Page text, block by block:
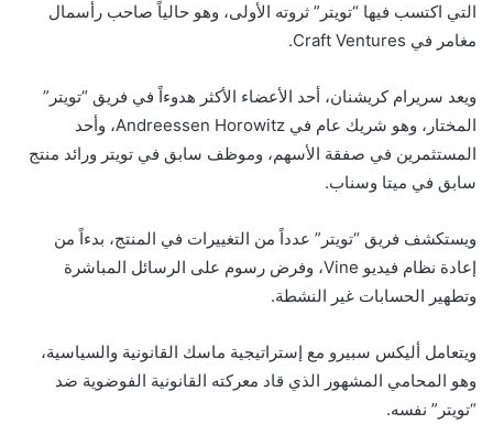
التي اكتسب فيها “تويتر” ثروته الأولى، وهو حالياً صاحب رأسمال
مغامر في Craft Ventures.
ويعد سريرام كريشنان، أحد الأعضاء الأكثر هدوءاً في فريق “تويتر”
المختار، وهو شريك عام في Andreessen Horowitz، وأحد
المستثمرين في صفقة الأسهم، وموظف سابق في تويتر ورائد منتج
سابق في ميتا وسناب.
ويستكشف فريق “تويتر” عدداً من التغييرات في المنتج، بدءاً من
إعادة نظام فيديو Vine، وفرض رسوم على الرسائل المباشرة
وتطهير الحسابات غير النشطة.
ويتعامل أليكس سبيرو مع إستراتيجية ماسك القانونية والسياسية،
وهو المحامي المشهور الذي قاد معركته القانونية الفوضوية ضد
“تويتر” نفسه.